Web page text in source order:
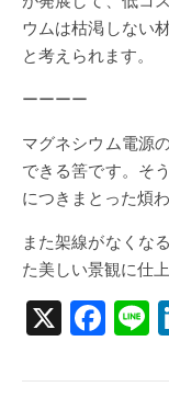
ウムは枯渇しない
と考えられます。
ーーーー
マグネシウム電源
できる筈です。そ
につきまとった煩
また架線がなくな
た美しい景観に仕
X